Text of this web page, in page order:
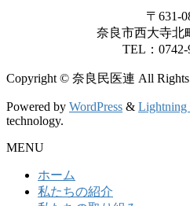
〒631-
奈良市西大寺
TEL：0742-
Copyright © 奈良民医連 All Rights
Powered by WordPress & Lightning
technology.
MENU
ホーム
私たちの紹介